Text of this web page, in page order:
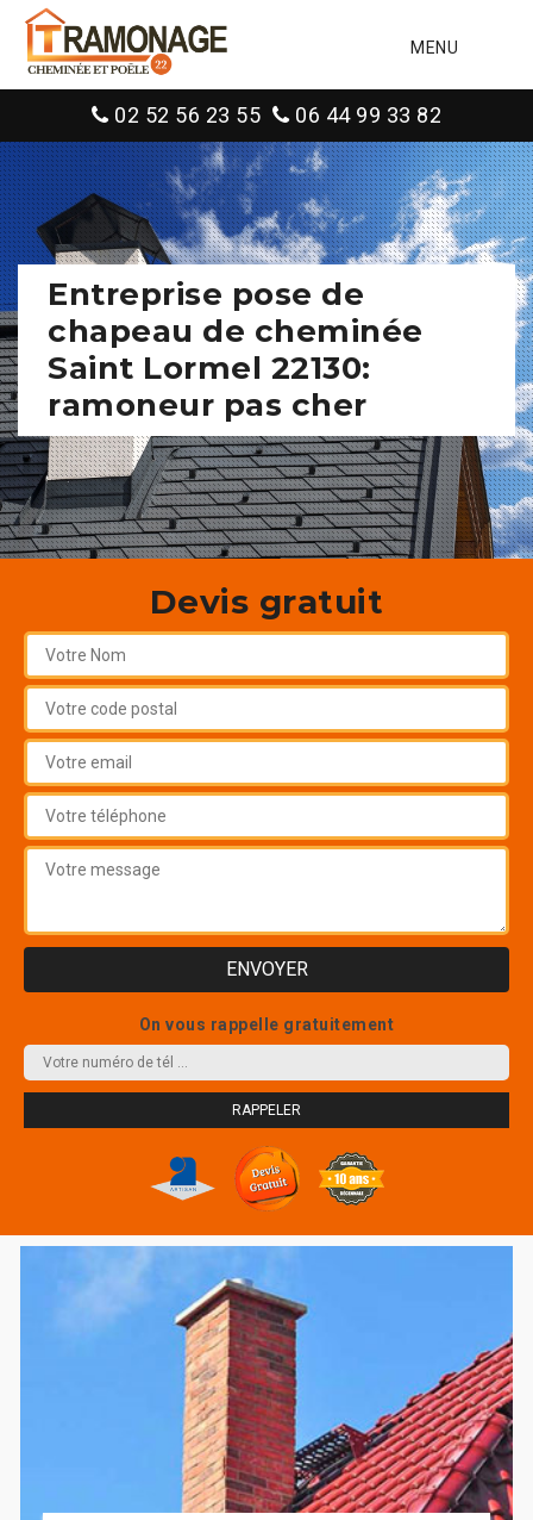
MENU
02 52 56 23 55 06 44 99 33 82
Entreprise pose de
chapeau de cheminée
Saint Lormel 22130:
ramoneur pas cher
Devis gratuit
On vous rappelle gratuitement